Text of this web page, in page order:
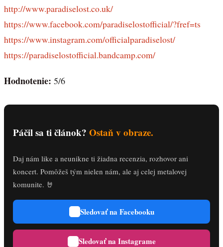
http://www.paradiselost.co.uk/
https://www.facebook.com/paradiselostofficial/?fref=ts
https://www.instagram.com/officialparadiselost/
https://paradiselostofficial.bandcamp.com/
Hodnotenie: 5/6
Páčil sa ti článok? Ostaň v obraze.
Daj nám like a neunikne ti žiadna recenzia, rozhovor ani
koncert. Pomôžeš tým nielen nám, ale aj celej metalovej
komunite. 🤘
Sledovať na Facebooku
Sledovať na Instagrame